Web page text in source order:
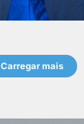
Carregar mais